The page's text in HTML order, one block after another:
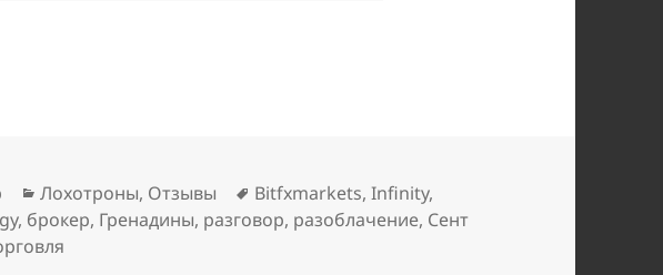
Рубрики
Лохотроны, Отзывы Метки
Bitfxmarkets,Infinity,
, брокер, Гренадины, разговор, разоблачение, Сент